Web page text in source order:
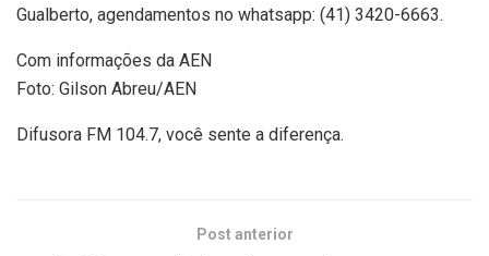
Gualberto, agendamentos no whatsapp: (41) 3420-6663.
Com informações da AEN
Foto: Gilson Abreu/AEN
Difusora FM 104.7, você sente a diferença.
Post anterior